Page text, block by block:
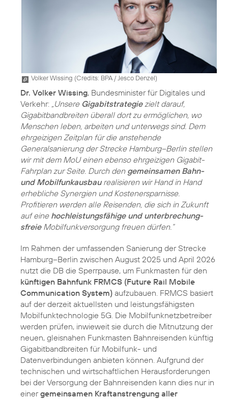
Volker Wissing (Credits: BPA / Jesco Denzel)
Dr. Volker Wissing, Bundesminister für Digitales und
Verkehr: „Unsere Gigabitstrategiezielt darauf,
Gigabitbandbreiten überall dort zu ermöglichen, wo
Menschen leben, arbeiten und unterwegs sind. Dem
ehrgeizigen Zeitplan für die anstehende
Generalsanierung der Strecke Hamburg–Berlin stellen
wir mit dem MoU einen ebenso ehrgeizigen Gigabit-
Fahrplan zur Seite. Durch den gemeinsamen Bahn-
und Mobilfunkausbaurealisieren wir Hand in Hand
erhebliche Synergien und Kostenersparnisse.
Profitieren werden alle Reisenden, die sich in Zukunft
auf eine hochleistungsfähige und unterbrechung­
sfreieMobilfunkversorgung freuen dürfen.“
Im Rahmen der umfassenden Sanierung der Strecke
Hamburg–Berlin zwischen August 2025 und April 2026
nutzt die DB die Sperrpause, um Funkmasten für den
künftigen Bahnfunk FRMCS (Future Rail Mobile
Communication System) aufzubauen. FRMCS basiert
auf der derzeit aktuellsten und leistungsfähigsten
Mobilfunktechnologie 5G. Die Mobilfunknetzbetreiber
werden prüfen, inwieweit sie durch die Mitnutzung der
neuen, gleisnahen Funkmasten Bahnreisenden künftig
Gigabitbandbreiten für Mobilfunk- und
Datenverbindungen anbieten können. Aufgrund der
technischen und wirtschaftlichen Herausforderungen
bei der Versorgung der Bahnreisenden kann dies nur in
einergemeinsamen Kraftanstrengung aller